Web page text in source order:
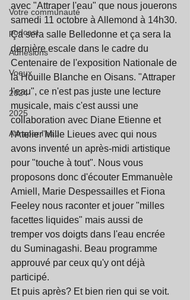
Votre communauté
podcast
Adhésions
Voeux
2024
2025
Attraper l'eau
avec "Attraper l'eau" que nous jouerons
samedi 11 octobre à Allemond à 14h30.
Ça sera salle Belledonne et ça sera la
dernière escale dans le cadre du
Centenaire de l'exposition Nationale de
la Houille Blanche en Oisans. "Attraper
l'eau", ce n'est pas juste une lecture
musicale, mais c'est aussi une
collaboration avec Diane Etienne et
l'Atelier Mille Lieues avec qui nous
avons inventé un après-midi artistique
pour "touche à tout". Nous vous
proposons donc d'écouter Emmanuèle
Amiell, Marie Despessailles et Fiona
Feeley nous raconter et jouer "milles
facettes liquides" mais aussi de
tremper vos doigts dans l'eau encrée
du Suminagashi. Beau programme
approuvé par ceux qu'y ont déjà
participé.
Et puis après? Et bien rien qui se voit.